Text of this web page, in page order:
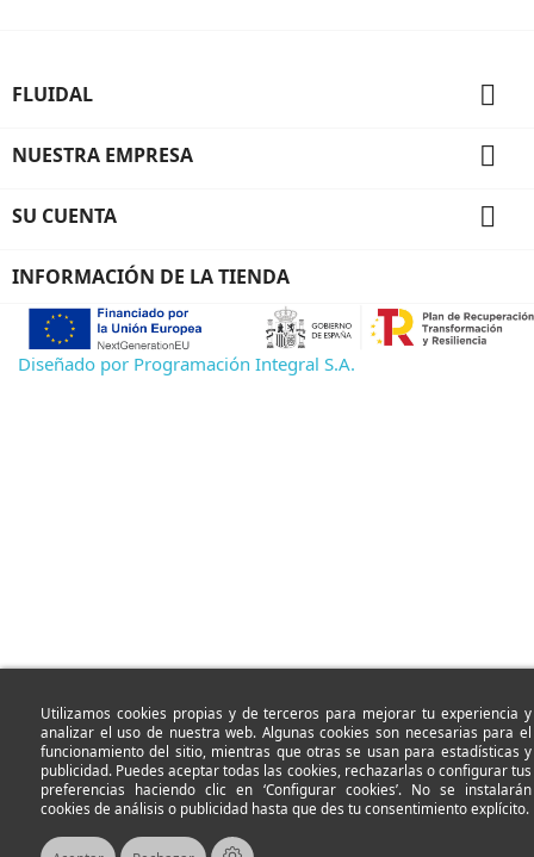
Utilizamos cookies propias y de terceros para mejorar tu experiencia y
analizar el uso de nuestra web. Algunas cookies son necesarias para el
funcionamiento del sitio, mientras que otras se usan para estadísticas y
publicidad. Puedes aceptar todas las cookies, rechazarlas o configurar tus
preferencias haciendo clic en ‘Configurar cookies’. No se instalarán
cookies de análisis o publicidad hasta que des tu consentimiento explícito.
FLUIDAL 
NUESTRA EMPRESA 
SU CUENTA 
INFORMACIÓN DE LA TIENDA
Diseñado por Programación Integral S.A.